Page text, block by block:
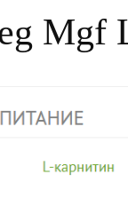
Mgf